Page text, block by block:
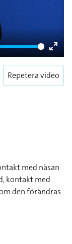
Enter
Repetera video
med näsan
kontakt med
den förändras